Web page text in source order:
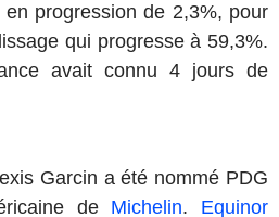
progression de 2,3%, pour
qui progresse à 59,3%.
avait connu 4 jours de
Garcin a été nommé PDG
de Michelin. Equinor